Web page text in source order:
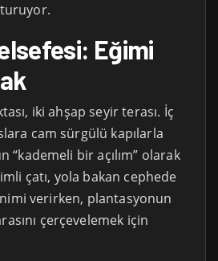
Eğimi
iki ahşap seyir terası. İç
cam sürgülü kapılarla
“kademeli bir açılım” olarak
çatı, yola bakan cephede
verirken, plantasyonun
çerçevelemek için